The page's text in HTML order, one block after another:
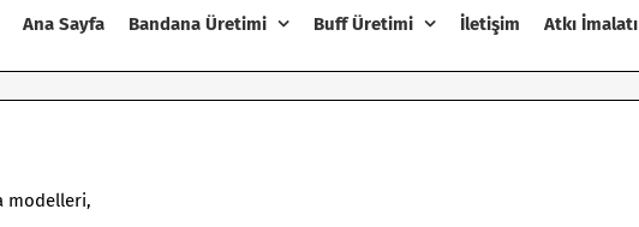
Ana Sayfa Bandana Üretimi Buff Üretimi İletişim Atkı İmalatı
modelleri,